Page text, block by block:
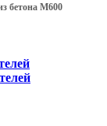
бетона М600